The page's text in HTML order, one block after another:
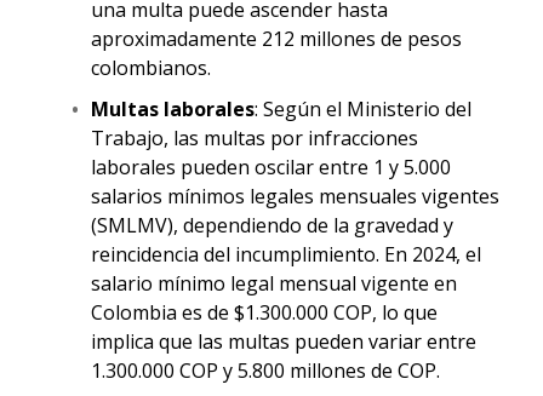
una multa puede ascender hasta
aproximadamente 212 millones de pesos
colombianos.
Multas laborales: Según el Ministerio del
Trabajo, las multas por infracciones
laborales pueden oscilar entre 1 y 5.000
salarios mínimos legales mensuales vigentes
(SMLMV), dependiendo de la gravedad y
reincidencia del incumplimiento. En 2024, el
salario mínimo legal mensual vigente en
Colombia es de $1.300.000 COP, lo que
implica que las multas pueden variar entre
1.300.000 COP y 5.800 millones de COP.